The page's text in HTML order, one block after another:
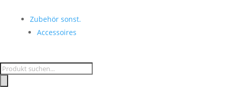
Zubehör sonst.
Accessoires
Products